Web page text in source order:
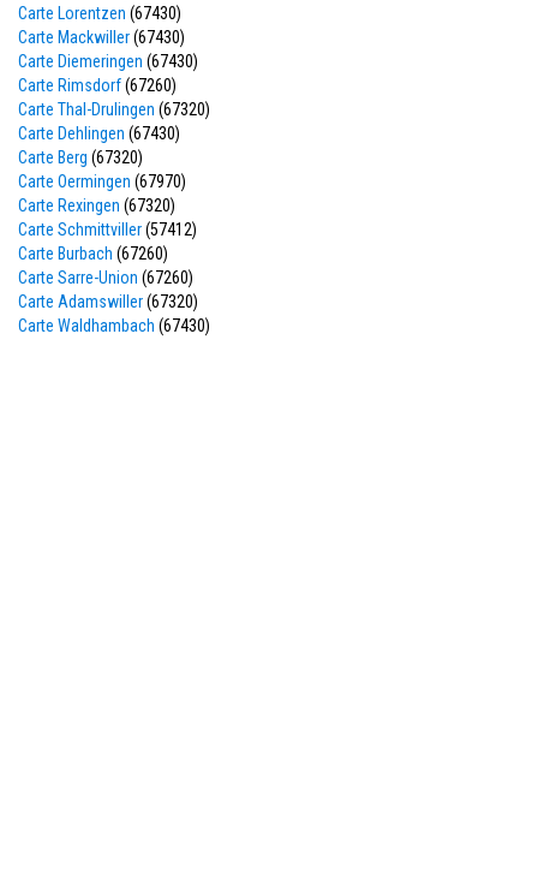
Carte Lorentzen (67430)
Carte Mackwiller(67430)
Carte Diemeringen (67430)
Carte Rimsdorf(67260)
Carte Thal-Drulingen (67320)
Carte Dehlingen (67430)
Carte Berg (67320)
Carte Oermingen (67970)
Carte Rexingen (67320)
Carte Schmittviller(57412)
Carte Burbach (67260)
Carte Sarre-Union (67260)
Carte Adamswiller(67320)
Carte Waldhambach (67430)